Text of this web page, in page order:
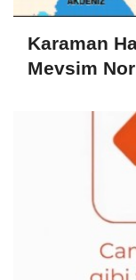
Karaman
Mevsim